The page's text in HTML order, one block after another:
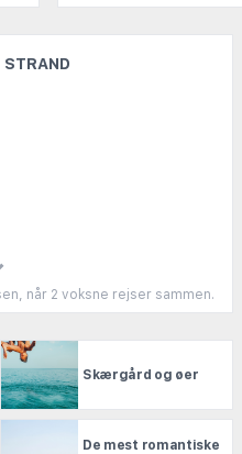
lovpligtig rejsegaranti.
tryg hele vejen.
STRAND
når 2 voksne rejser sammen.
Skærgård og øer
De mest romantiske